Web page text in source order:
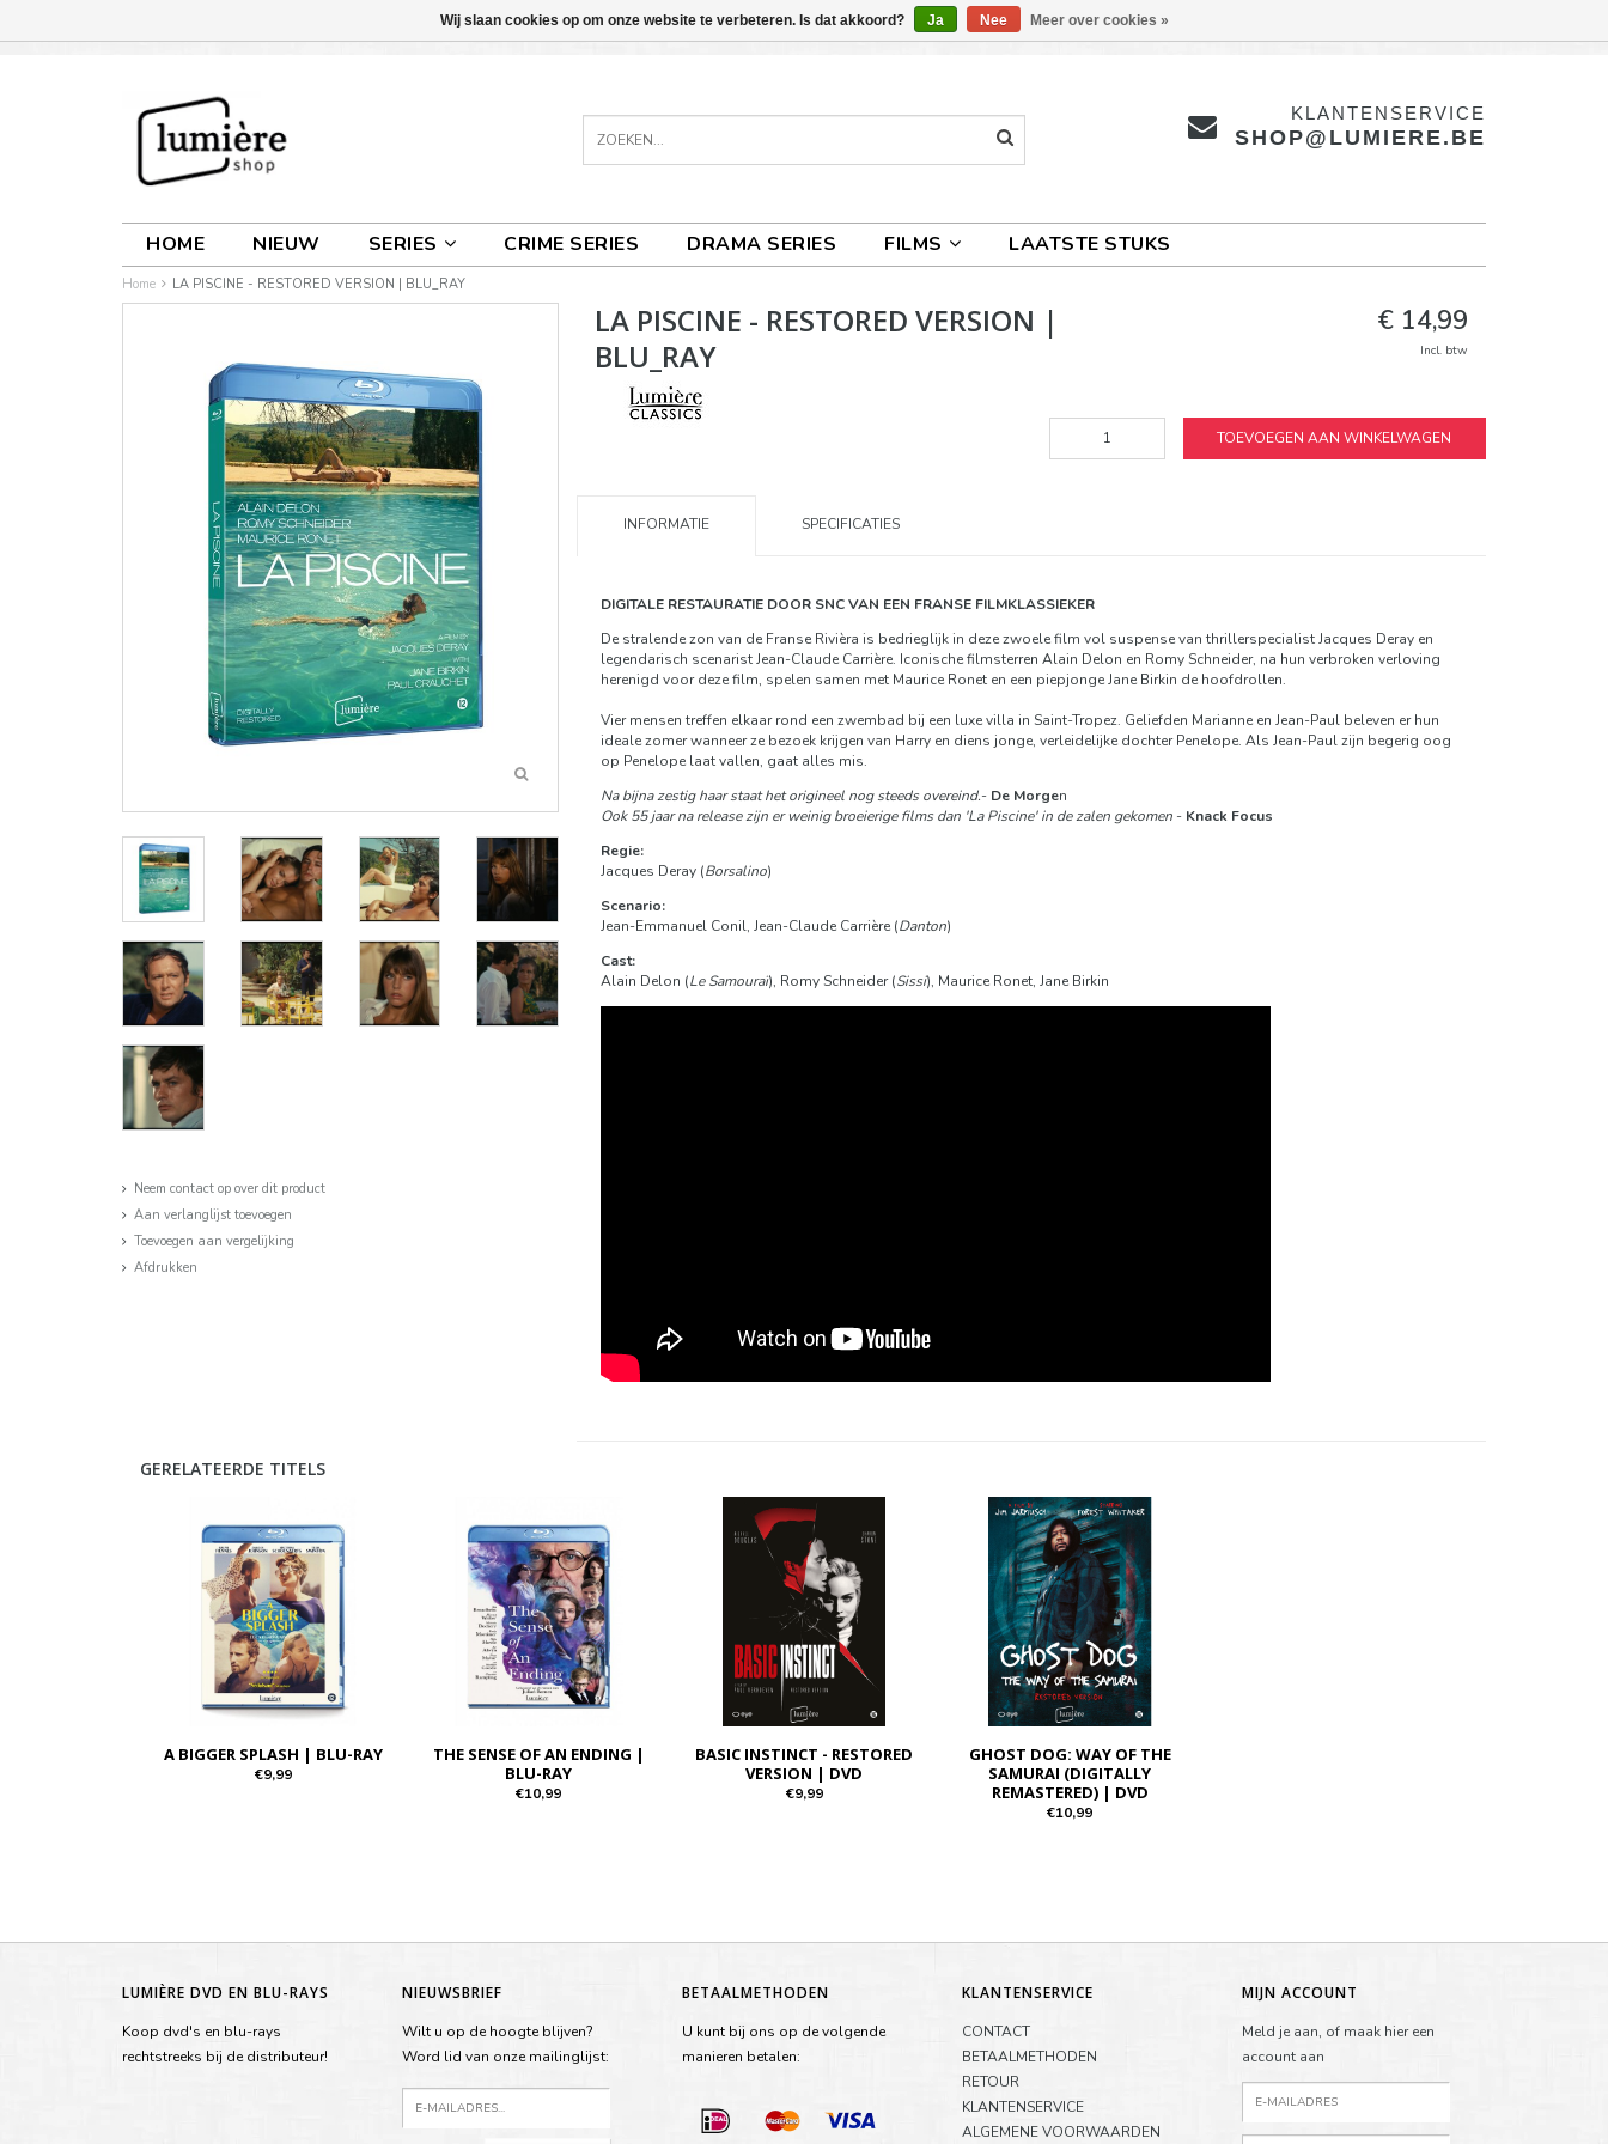
KLANTENSERVICE
SHOP@LUMIERE.BE
HOME NIEUW SERIES CRIME SERIES DRAMA SERIES FILMS LAATSTE STUKS
Home LA PISCINE - RESTORED VERSION | BLU_RAY
Neem contact op over dit product
Aan verlanglijst toevoegen
Toevoegen aan vergelijking
Afdrukken
LA PISCINE - RESTORED VERSION |
BLU_RAY
€ 14,99
Incl. btw
TOEVOEGEN AAN WINKELWAGEN
INFORMATIE SPECIFICATIES
DIGITALE RESTAURATIE DOOR SNC VAN EEN FRANSE FILMKLASSIEKER
De stralende zon van de Franse Rivièra is bedrieglijk in deze zwoele film vol suspense van thrillerspecialist Jacques Deray en
legendarisch scenarist Jean-Claude Carrière. Iconische filmsterren Alain Delon en Romy Schneider, na hun verbroken verloving
herenigd voor deze film, spelen samen met Maurice Ronet en een piepjonge Jane Birkin de hoofdrollen.
Vier mensen treffen elkaar rond een zwembad bij een luxe villa in Saint-Tropez. Geliefden Marianne en Jean-Paul beleven er hun
ideale zomer wanneer ze bezoek krijgen van Harry en diens jonge, verleidelijke dochter Penelope. Als Jean-Paul zijn begerig oog
op Penelope laat vallen, gaat alles mis.
Na bijna zestig haar staat het origineel nog steeds overeind.- De Morgen
Ook 55 jaar na release zijn er weinig broeierige films dan 'La Piscine' in de zalen gekomen - Knack Focus
Regie:
Jacques Deray (Borsalino)
Scenario:
Jean-Emmanuel Conil, Jean-Claude Carrière (Danton)
Cast:
Alain Delon (Le Samouraï), Romy Schneider (Sissi), Maurice Ronet, Jane Birkin
GERELATEERDE TITELS
A BIGGER SPLASH | BLU-RAY
€9,99
THE SENSE OF AN ENDING |
BLU-RAY
€10,99
BASIC INSTINCT - RESTORED
VERSION | DVD
€9,99
GHOST DOG: WAY OF THE
SAMURAI (DIGITALLY
REMASTERED) | DVD
€10,99
LUMIÈRE DVD EN BLU-RAYS
Koop dvd's en blu-rays
rechtstreeks bij de distributeur!
NIEUWSBRIEF
Wilt u op de hoogte blijven?
Word lid van onze mailinglijst:
BETAALMETHODEN
U kunt bij ons op de volgende
manieren betalen:
KLANTENSERVICE
CONTACT
BETAALMETHODEN
RETOUR
KLANTENSERVICE
ALGEMENE VOORWAARDEN
MIJN ACCOUNT
Meld je aan, of maak hier een
account aan
Wij slaan cookies op om onze website te verbeteren. Is dat akkoord? Ja Nee Meer over cookies »